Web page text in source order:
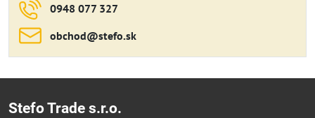
0948 077 327
obchod​@stefo​.sk
Stefo Trade s.r.o.